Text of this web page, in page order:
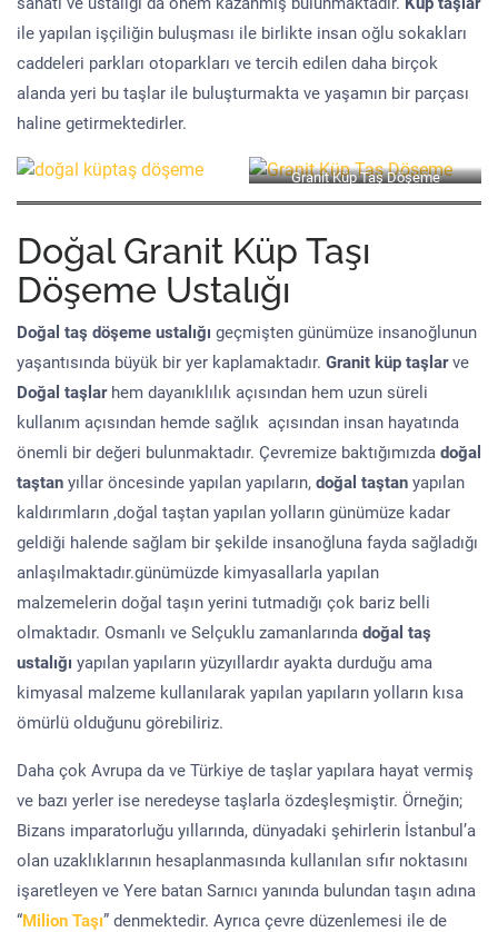
ile yapılan işçiliğin buluşması ile birlikte insan oğlu sokakları
caddeleri parkları otoparkları ve tercih edilen daha birçok
alanda yeri bu taşlar ile buluşturmakta ve yaşamın bir parçası
haline getirmektedirler.
Granit Küp Taş Döşeme
Doğal Granit Küp Taşı
Döşeme Ustalığı
Doğal taş döşeme ustalığı geçmişten günümüze insanoğlunun
yaşantısında büyük bir yer kaplamaktadır. Granit küp taşlarve
Doğal taşlar hem dayanıklılık açısından hem uzun süreli
kullanım açısından hemde sağlık açısından insan hayatında
önemli bir değeri bulunmaktadır. Çevremize baktığımızda doğal
taştan yıllar öncesinde yapılan yapıların, doğal taştan yapılan
kaldırımların ,doğal taştan yapılan yolların günümüze kadar
geldiği halende sağlam bir şekilde insanoğluna fayda sağladığı
anlaşılmaktadır.günümüzde kimyasallarla yapılan
malzemelerin doğal taşın yerini tutmadığı çok bariz belli
olmaktadır. Osmanlı ve Selçuklu zamanlarında doğal taş
ustalığı yapılan yapıların yüzyıllardır ayakta durduğu ama
kimyasal malzeme kullanılarak yapılan yapıların yolların kısa
ömürlü olduğunu görebiliriz.
Daha çok Avrupa da ve Türkiye de taşlar yapılara hayat vermiş
ve bazı yerler ise neredeyse taşlarla özdeşleşmiştir. Örneğin;
Bizans imparatorluğu yıllarında, dünyadaki şehirlerin İstanbul’a
olan uzaklıklarının hesaplanmasında kullanılan sıfır noktasını
işaretleyen ve Yere batan Sarnıcı yanında bulundan taşın adına
“Milion Taşı” denmektedir. Ayrıca çevre düzenlemesi ile de